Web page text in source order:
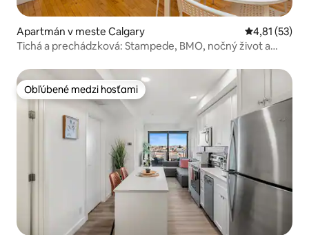
Apartmán v meste Calgary Priemerné
4,81 (53)
Tichá a prechádzková: Stampede, BMO, nočný život a
Obľúbené medzi hosťami
Obľúbené medzi hosťami